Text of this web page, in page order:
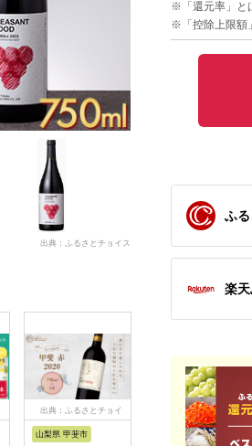
出典：ふるさとチョイス
出典：ふるさとチョイ
山梨県 甲斐市
出典：ふるさとチョイ
ス
※「還元率」と
※「控除上限額
ふ
楽